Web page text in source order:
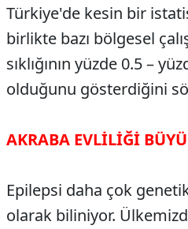
Türkiye'de kesin bir
birlikte bazı bölgesel
sıklığının yüzde 0.5 –
olduğunu gösterdiğini
AKRABA EVLİLİĞİ
Epilepsi daha çok
olarak biliniyor.